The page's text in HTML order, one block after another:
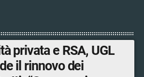
privata e RSA, UGL
il rinnovo dei